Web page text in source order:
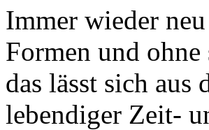
Immer wieder
Formen und
das lässt sich aus
lebendiger Zeit-